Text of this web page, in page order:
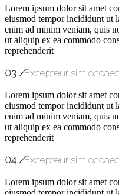
Lorem ipsum dolor sit amet
eiusmod tempor incididunt ut
enim ad minim veniam, quis
ut aliquip ex ea commodo
reprehenderit
03 /Excepteur sint
Lorem ipsum dolor sit amet
eiusmod tempor incididunt ut
enim ad minim veniam, quis
ut aliquip ex ea commodo
reprehenderit
04 /Excepteur sint
Lorem ipsum dolor sit amet